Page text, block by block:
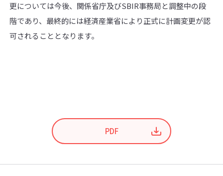
更については今後、関係省庁及びSBIR事務局と調整中の段
階であり、最終的には経済産業省により正式に計画変更が認
可されることとなります。
PDF